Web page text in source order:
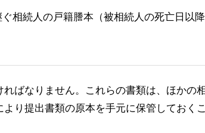
ぐ相続人の戸籍謄本（被相続人の死亡日以
ばなりません。これらの書類は、ほかの
り提出書類の原本を手元に保管しておく